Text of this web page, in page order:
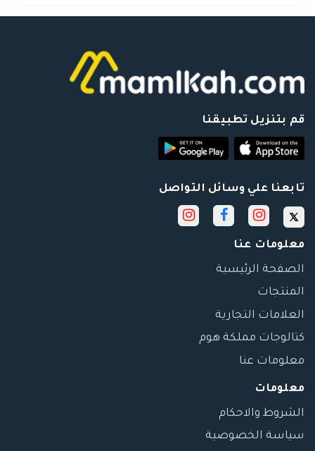
قم بتنزيل تطبيقنا
تابعنا علي وسائل التواصل
معلومات عنا
الصفحة الرئيسية
المنتجات
العلامات التجارية
كتالوجات مملكة هوم
معلومات عنا
معلومات
الشروط والاحكام
سياسة الخصوصية